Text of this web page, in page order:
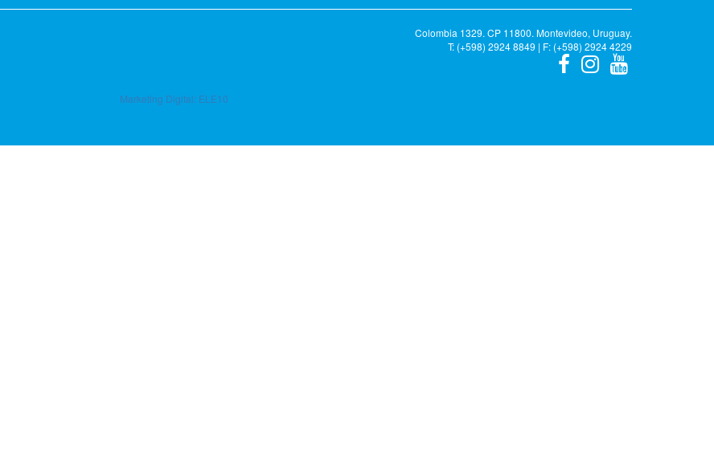
Colombia 1329. CP 11800. Montevideo, Uruguay.
T: (+598) 2924 8849 | F: (+598) 2924 4229
Marketing Digital: ELE10